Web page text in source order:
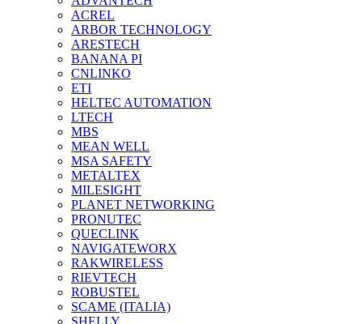
ACREL
ARBOR TECHNOLOGY
ARESTECH
BANANA PI
CNLINKO
ETI
HELTEC AUTOMATION
LTECH
MBS
MEAN WELL
MSA SAFETY
METALTEX
MILESIGHT
PLANET NETWORKING
PRONUTEC
QUECLINK
NAVIGATEWORX
RAKWIRELESS
RIEVTECH
ROBUSTEL
SCAME (ITALIA)
SHELLY